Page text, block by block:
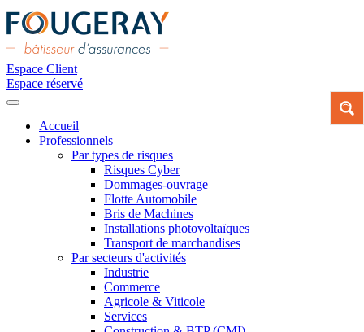
Espace Client
Espace réservé
Accueil
Professionnels
Par types de risques
Risques Cyber
Dommages-ouvrage
Flotte Automobile
Bris de Machines
Installations photovoltaïques
Transport de marchandises
Par secteurs d'activités
Industrie
Commerce
Agricole & Viticole
Services